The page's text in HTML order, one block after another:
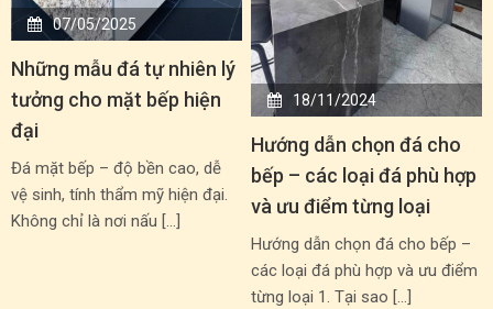
07/05/2025
Những mẫu đá tự nhiên lý
tưởng cho mặt bếp hiện
đại
Đá mặt bếp – độ bền cao, dễ
vệ sinh, tính thẩm mỹ hiện đại.
Không chỉ là nơi nấu […]
18/11/2024
Hướng dẫn chọn đá cho
bếp – các loại đá phù hợp
và ưu điểm từng loại
Hướng dẫn chọn đá cho bếp –
các loại đá phù hợp và ưu điểm
từng loại 1. Tại sao […]